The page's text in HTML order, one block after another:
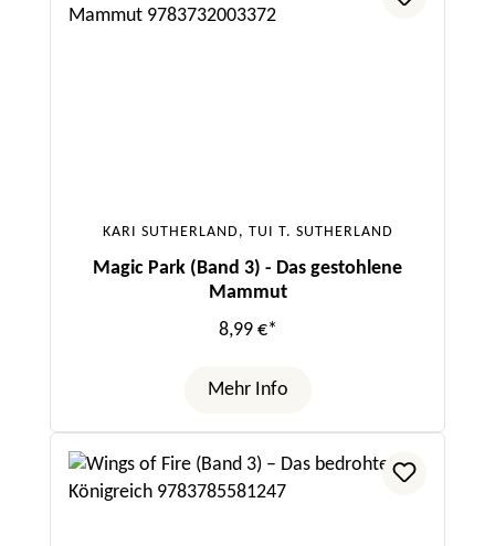
KARI SUTHERLAND, TUI T. SUTHERLAND
Magic Park (Band 3) - Das gestohlene
Mammut
8,99 €*
Mehr Info